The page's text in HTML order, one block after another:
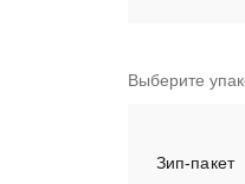
Выберите
Зип-пакет